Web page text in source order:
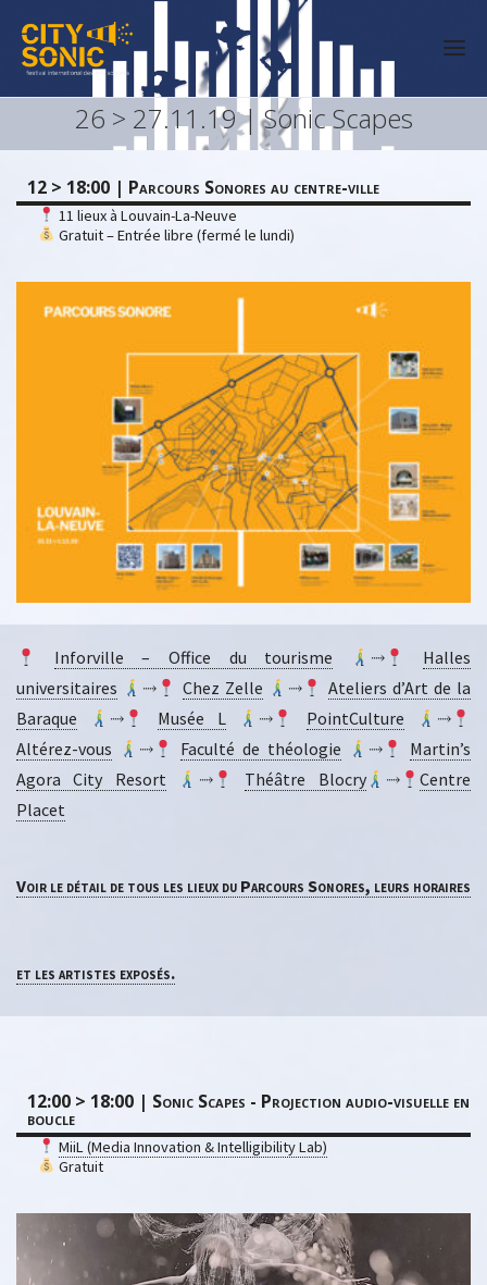
26 > 27.11.19 | Sonic Scapes
12 > 18:00 | Parcours Sonores au centre-ville
11 lieux à Louvain-La-Neuve
Gratuit – Entrée libre (fermé le lundi)
Inforville – Office du tourisme ⤑
Halles
universitaires
⤑ Chez Zelle ⤑
Ateliers d’Art de la
Baraque
⤑ Musée L ⤑ PointCulture
⤑
Altérez-vous
⤑ Faculté de théologie ⤑
Martin’s
Agora City Resort
⤑ Théâtre Blocry ⤑
Centre
Placet
Voir le détail de tous les lieux du Parcours Sonores, leurs horaires
et les artistes exposés.
12:00 > 18:00 | Sonic Scapes - Projection audio-visuelle en
boucle
MiiL (Media Innovation & Intelligibility Lab)
Gratuit